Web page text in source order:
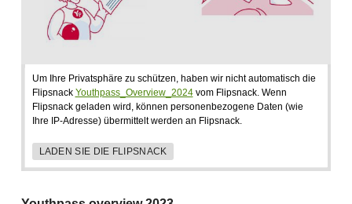
Um Ihre Privatsphäre zu schützen, haben wir nicht automatisch die
Flipsnack Youthpass_Overview_2024vom Flipsnack. Wenn
Flipsnack geladen wird, können personenbezogene Daten (wie
Ihre IP-Adresse) übermittelt werden an Flipsnack.
LADEN SIE DIE FLIPSNACK